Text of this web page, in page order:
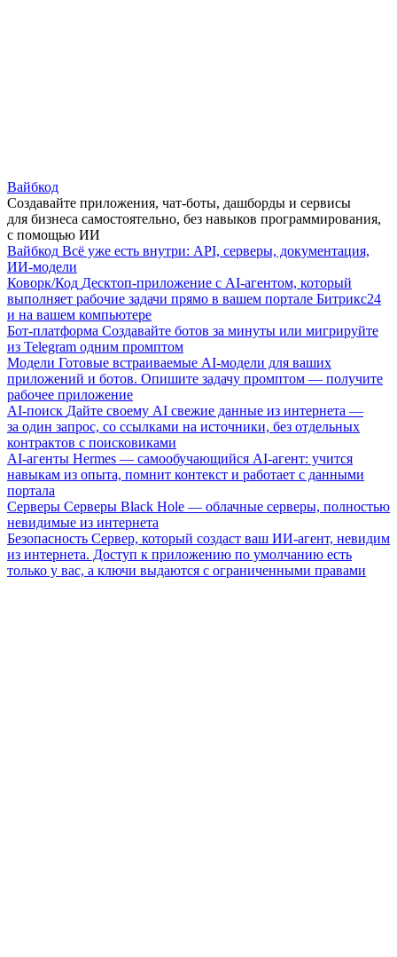
Вайбкод
Создавайте приложения, чат-боты, дашборды и сервисы
для бизнеса самостоятельно, без навыков программирования,
с помощью ИИ
Вайбкод Всё уже есть внутри: API, серверы, документация,
ИИ-модели
Коворк/Код Десктоп-приложение с AI-агентом, который
выполняет рабочие задачи прямо в вашем портале Битрикс24
и на вашем компьютере
Бот-платформа Создавайте ботов за минуты или мигрируйте
из Telegram одним промптом
Модели Готовые встраиваемые AI-модели для ваших
приложений и ботов. Опишите задачу промптом — получите
рабочее приложение
AI-поиск Дайте своему AI свежие данные из интернета —
за один запрос, со ссылками на источники, без отдельных
контрактов с поисковиками
AI-агенты Hermes — самообучающийся AI-агент: учится
навыкам из опыта, помнит контекст и работает с данными
портала
Серверы Серверы Black Hole — облачные серверы, полностью
невидимые из интернета
Безопасность Сервер, который создаст ваш ИИ-агент, невидим
из интернета. Доступ к приложению по умолчанию есть
только у вас, а ключи выдаются с ограниченными правами